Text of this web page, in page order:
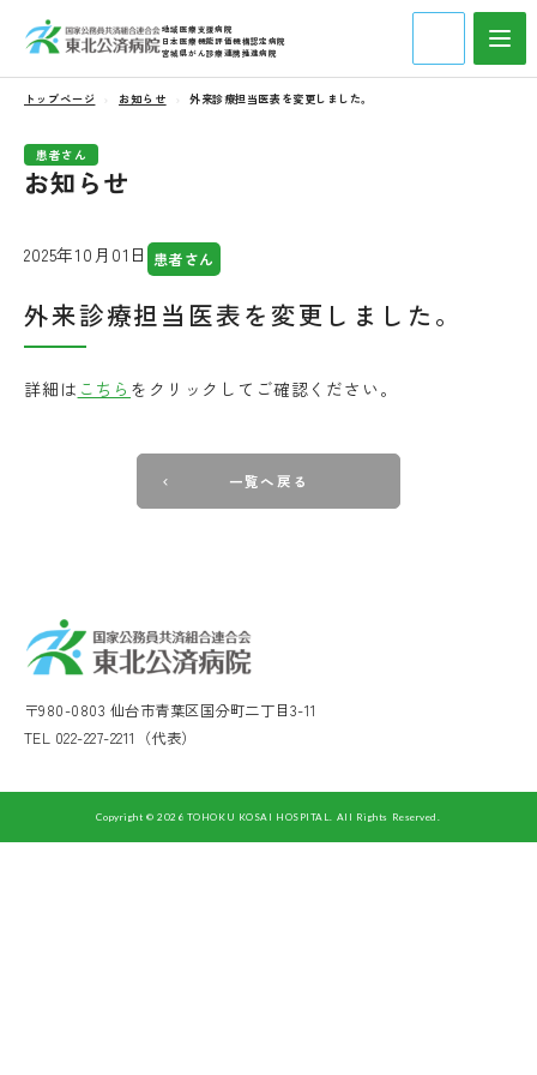
地域医療支援病院
日本医療機能評価機構認定病院
宮城県がん診療連携推進病院
トップページ お知らせ 外来診療担当医表を変更しました。
患者さん
お知らせ
2025年10月01日 患者さん
外来診療担当医表を変更しました。
詳細は こちら をクリックしてご確認ください。
一覧へ戻る
〒980-0803 仙台市青葉区国分町二丁目3-11
TEL 022-227-2211（代表）
Copyright © 2026 TOHOKU KOSAI HOSPITAL. All Rights Reserved.